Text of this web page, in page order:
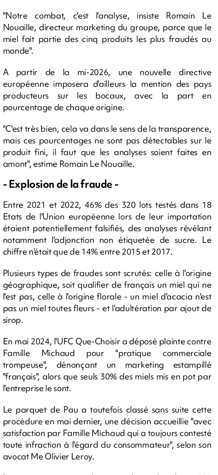
"Notre combat, c'est l'analyse, insiste Romain Le
Nouaille, directeur marketing du groupe, parce que le
miel fait partie des cinq produits les plus fraudés au
monde".
A partir de la mi-2026, une nouvelle directive
européenne imposera d'ailleurs la mention des pays
producteurs sur les bocaux, avec la part en
pourcentage de chaque origine.
"C'est très bien, cela va dans le sens de la transparence,
mais ces pourcentages ne sont pas détectables sur le
produit fini, il faut que les analyses soient faites en
amont", estime Romain Le Nouaille.
- Explosion de la fraude -
Entre 2021 et 2022, 46% des 320 lots testés dans 18
Etats de l'Union européenne lors de leur importation
étaient potentiellement falsifiés, des analyses révélant
notamment l'adjonction non étiquetée de sucre. Le
chiffre n'était que de 14% entre 2015 et 2017.
Plusieurs types de fraudes sont scrutés: celle à l'origine
géographique, soit qualifier de français un miel qui ne
l'est pas, celle à l'origine florale - un miel d'acacia n'est
pas un miel toutes fleurs - et l'adultération par ajout de
sirop.
En mai 2024, l'UFC Que-Choisir a déposé plainte contre
Famille Michaud pour "pratique commerciale
trompeuse", dénonçant un marketing estampillé
"français", alors que seuls 30% des miels mis en pot par
l'entreprise le sont.
Le parquet de Pau a toutefois classé sans suite cette
procédure en mai dernier, une décision accueillie "avec
satisfaction par Famille Michaud qui a toujours contesté
toute infraction à l'égard du consommateur", selon son
avocat Me Olivier Leroy.